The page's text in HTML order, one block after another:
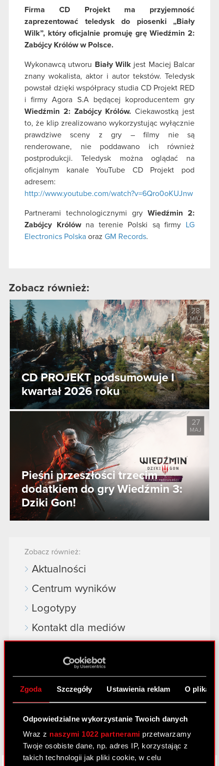
Zgoda Szczegóły Ustawienia reklam O
Odpowiedzialne wykorzystanie Twoich danych
Wraz z naszymi 1022 partnerami przetwarzamy
Twoje osobiste dane, np. adres IP, korzystając z
takich technologii jak pliki cookie, w celu
Firma CD Projekt ma przyjemność
zaprezentować teledysk do piosenki „Biały
Wilk”, który oficjalnie promuję grę Wiedźmin 2:
Zabójcy Królów w Polsce.
Wykonawcą utworu Biały Wilk jest Maciej Balcar
znany wokalista, aktor i autor tekstów. Teledysk
powstał dzięki współpracy studia CD Projekt RED
i firmy Agora S.A będącej koproducentem gry
Wiedźmin 2: Zabójcy Królów. Ciekawostką jest
to, że klip zrealizowano wykorzystując wyłącznie
prawdziwe sceny z gry – filmy nie są
renderowane, nie poddawano ich również
postprodukcji. Teledysk można oglądać na
oficjalnym kanale YouTube CD Projekt pod
adresem:
http://www.youtube.com/watch?v=6Qro0oKUJnw
Partnerami technologicznymi gry Wiedźmin 2:
Zabójcy Królówna terenie Polski są firmy
LG
Electronics Polska oraz GM Records.
Zobacz również:
CD PROJEKT podsumowuje I
kwartał 2026 roku
28
MAJ
Pieśni przeszłości trzecim
dodatkiem do gry Wiedźmin 3:
Dziki Gon!
27
MAJ
Zobacz również:
Aktualności
Centrum wyników
Logotypy
Kontakt dla mediów
Dowiedz się więcej:
thewitcher.com
cyberpunk.net
gear.cdprojektred.com